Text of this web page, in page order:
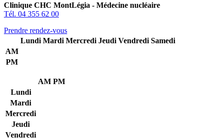
Clinique CHC MontLégia - Médecine nucléaire
Tél. 04 355 62 00
Prendre rendez-vous
Lundi Mardi Mercredi Jeudi Vendredi Samedi
AM
PM
AM PM
Lundi
Mardi
Mercredi
Jeudi
Vendredi